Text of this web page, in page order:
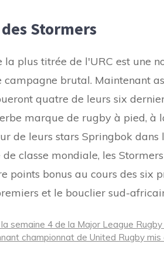
Stormers
la plus titrée de l'URC est une
campagne brutal. Maintenant
quatre de leurs six
marque de rugby à pied, à
de leurs stars Springbok
classe mondiale, les
points bonus au cours des six
et le bouclier sud-
semaine 4 de la Major League
championnat de United Rugby